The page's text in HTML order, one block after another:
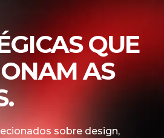
QUE
AS
sobre design,